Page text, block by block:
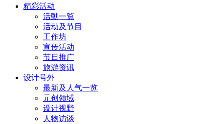
精彩活动
活動一覧
活动及节目
工作坊
宣传活动
节日推广
旅游资讯
设计号外
最新及人气一览
元创领域
设计视野
人物访谈